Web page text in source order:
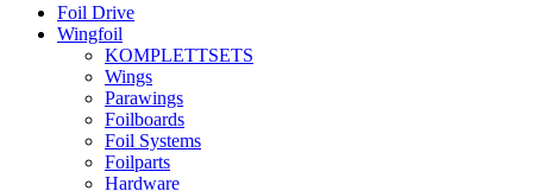
Foil Drive
Wingfoil
KOMPLETTSETS
Wings
Parawings
Foilboards
Foil Systems
Foilparts
Hardware